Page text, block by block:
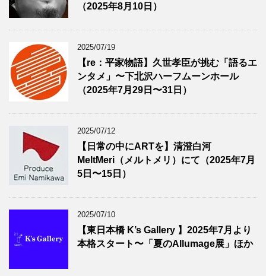
（2025年8月10日）
2025/07/19
【re：平家物語】久世孝臣が挑む「語るエ
ンタメ」〜下北沢ハーフムーンホール
（2025年7月29日〜31日）
2025/07/12
【日常の中にARTを】清澄白河
MeltMeri（メルトメリ）にて（2025年7月
5日〜15日）
2025/07/10
【東日本橋 K’s Gallery 】2025年7月より
本格スタート〜「夏のAllumage展」ほか